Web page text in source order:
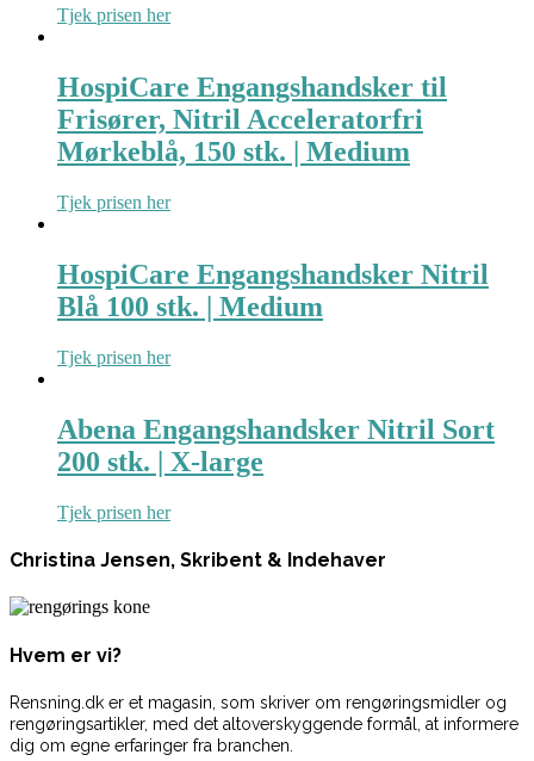
Tjek prisen her
HospiCare Engangshandsker til
Frisører, Nitril Acceleratorfri
Mørkeblå, 150 stk. | Medium
Tjek prisen her
HospiCare Engangshandsker Nitril
Blå 100 stk. | Medium
Tjek prisen her
Abena Engangshandsker Nitril Sort
200 stk. | X-large
Tjek prisen her
Christina Jensen, Skribent & Indehaver
Hvem er vi?
Rensning.dk er et magasin, som skriver om rengøringsmidler og
rengøringsartikler, med det altoverskyggende formål, at informere
dig om egne erfaringer fra branchen.